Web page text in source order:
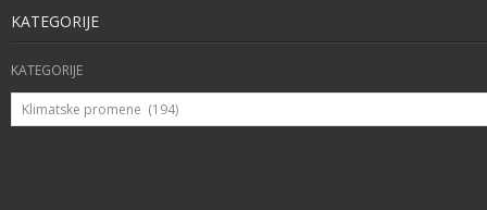
KATEGORIJE
KATEGORIJE